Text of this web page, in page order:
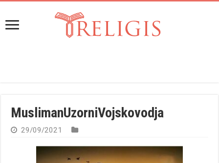
MuslimanUzorniVojskovodja
29/09/2021